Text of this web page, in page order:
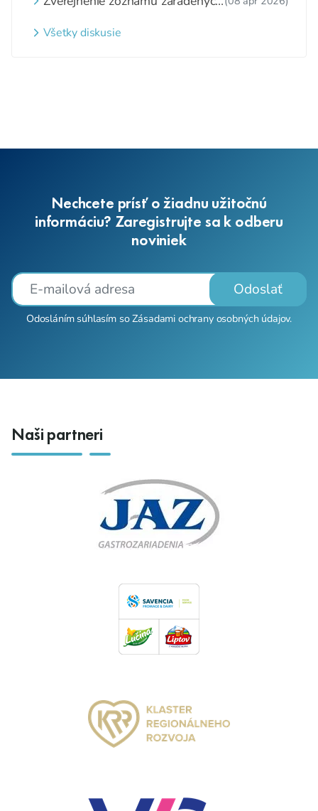
webovom sídle
Všetky diskusie
Nechcete prísť o žiadnu užitočnú
informáciu? Zaregistrujte sa k odberu
noviniek
Odoslať
Odosláním súhlasím soZásadami ochrany osobných údajov.
Naši partneri